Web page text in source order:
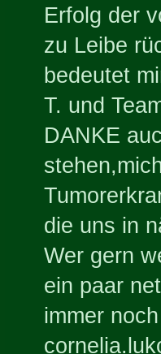
Erfolg der
zu Leibe
bedeutet
T. und
DANKE
die uns in
Wer gern
ein paar
immer